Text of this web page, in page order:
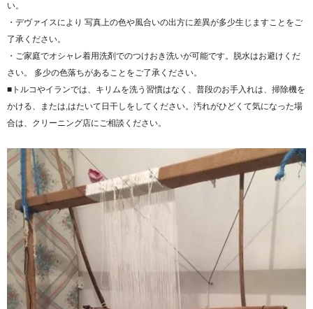
い。
・デヴァイスにより 写真上の色や風合いの出方に差異が多少生じますことをご
了承ください。
・ご家庭でオシャレ着用洗剤でのつけおき洗いが可能です。脱水はお避けくだ
さい。 多少の色落ちがあることをご了承ください。
■トルコやイランでは、キリムを洗う習慣はなく、普段のお手入れは、掃除機を
かける、または,はたいて日干しをしてください。汚れがひどくて気になった場
合は、クリーニング店にご相談ください。